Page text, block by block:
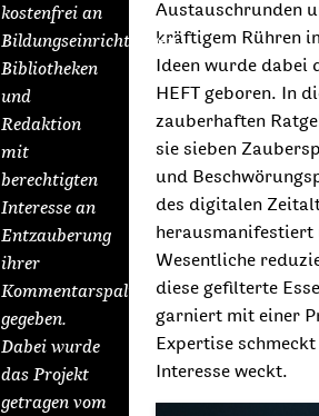
kostenfrei an
Bildungseinrichtungen,
Bibliotheken
und
Redaktion
mit
berechtigten
Interesse an
Entzauberung
ihrer
Kommentarspalten
gegeben.
Dabei wurde
das Projekt
getragen vom
Austauschrunden
kräftigem Rühren
Ideen wurde dabei
HEFT geboren. In
zauberhaften
sie sieben
und
des digitalen
herausmanifestiert
Wesentliche
diese gefilterte
garniert mit einer
Expertise
Interesse weckt.